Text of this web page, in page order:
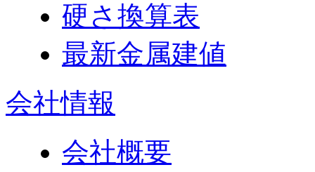
硬さ換算表
最新金属建値
会社情報
会社概要